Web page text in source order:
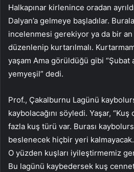
Halkapınar kirlenince oradan
Dalyan’a gelmeye başladılar.
incelenmesi gerekiyor ya da bir
düzenlenip kurtarılmalı.
yaşam Ama görüldüğü gibi “Şubat
yemyeşil” dedi.
Prof., Çakalburnu Lagünü
kaybolacağını söyledi. Yaşar,
fazla kuş türü var. Burası
beslenecek hiçbir yeri
O yüzden kuşları iyileştirmemiz
Bu lagünü kaybedersek kuş